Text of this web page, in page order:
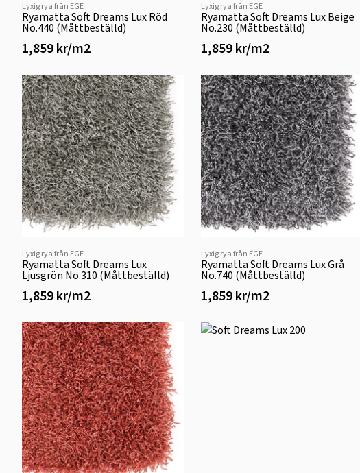
Lyxig rya från EGE
Ryamatta Soft Dreams Lux Röd
No.440 (Måttbeställd)
1,859 kr/m2
Lyxig rya från EGE
Ryamatta Soft Dreams Lux Beige
No.230 (Måttbeställd)
1,859 kr/m2
Lyxig rya från EGE
Ryamatta Soft Dreams Lux
Ljusgrön No.310 (Måttbeställd)
1,859 kr/m2
Lyxig rya från EGE
Ryamatta Soft Dreams Lux Grå
No.740 (Måttbeställd)
1,859 kr/m2